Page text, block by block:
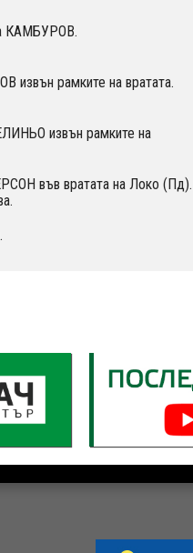
КАМБУРОВ.
извън рамките на вратата.
извън рамките на
във вратата на Локо (Пд).